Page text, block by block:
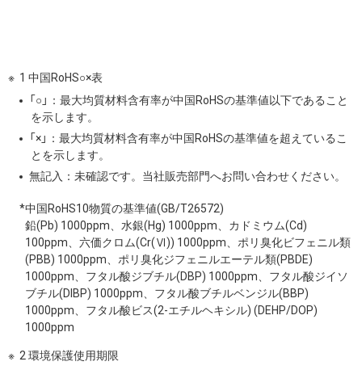
1 中国RoHS○×表
「○」：最大均質材料含有率が中国RoHSの基準値以下であること
を示します。
「×」：最大均質材料含有率が中国RoHSの基準値を超えているこ
とを示します。
無記入：未確認です。当社販売部門へお問い合わせください。
*中国RoHS10物質の基準値(GB/T26572)
鉛(Pb) 1000ppm、水銀(Hg) 1000ppm、カドミウム(Cd)
100ppm、六価クロム(Cr(Ⅵ)) 1000ppm、ポリ臭化ビフェニル類
(PBB) 1000ppm、ポリ臭化ジフェニルエーテル類(PBDE)
1000ppm、フタル酸ジブチル(DBP) 1000ppm、フタル酸ジイソ
ブチル(DIBP) 1000ppm、フタル酸ブチルベンジル(BBP)
1000ppm、フタル酸ビス(2-エチルヘキシル) (DEHP/DOP)
1000ppm
2 環境保護使用期限